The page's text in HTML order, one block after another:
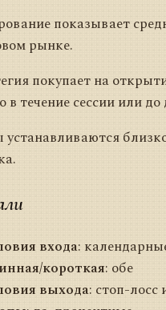
показывает
рынке.
покупает на
в течение сессии или
входа:
короткая: обе
выхода: стоп-